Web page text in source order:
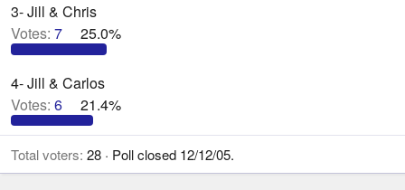
r
3- Jill & Chris
Votes: 7 25.0%
4- Jill & Carlos
Votes: 6 21.4%
Total voters 28 Poll closed 12/12/05.